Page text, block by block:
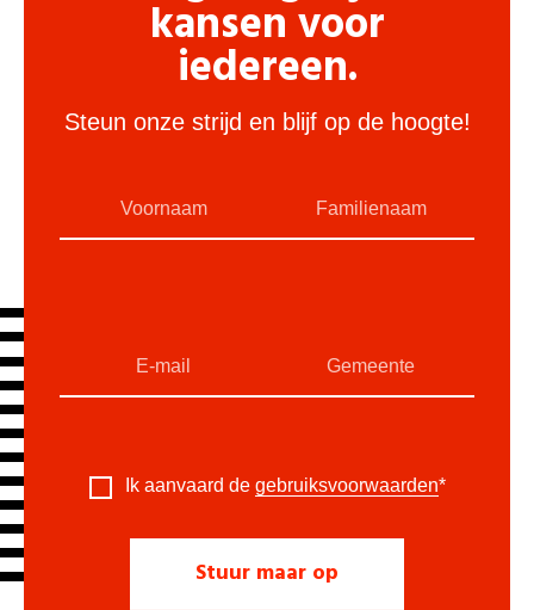
kansen voor
iedereen.
Steun onze strijd en blijf op de hoogte!
Ik aanvaard de gebruiksvoorwaarden*